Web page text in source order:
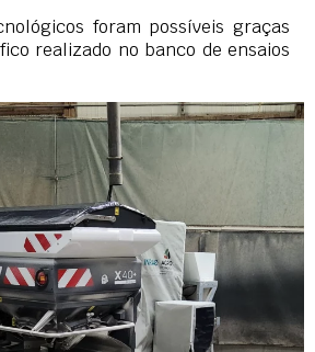
foram possíveis graças
realizado no banco de ensaios